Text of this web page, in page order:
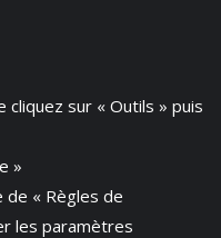
cliquez sur « Outils » puis
»
de « Règles de
les paramètres